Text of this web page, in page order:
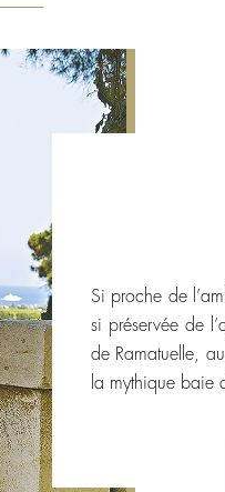
Si proche de
si préservée de
de Ramatuelle,
la mythique baie